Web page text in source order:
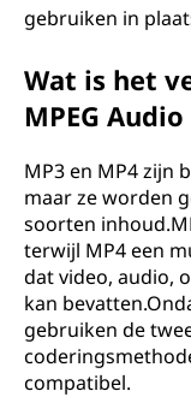
gebruiken in
Wat is het
MPEG
MP3 en MP4 zijn
maar ze worden
soorten
terwijl MP4 een
dat video, audio,
kan
gebruiken de
compatibel.